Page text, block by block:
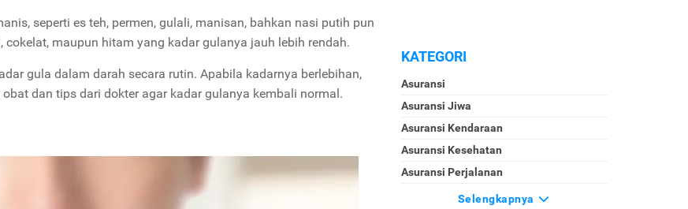
seperti es teh, permen, gulali, manisan, bahkan nasi putih pun
maupun hitam yang kadar gulanya jauh lebih rendah.
gula dalam darah secara rutin. Apabila kadarnya berlebihan,
dan tips dari dokter agar kadar gulanya kembali normal.
KATEGORI
Asuransi
Asuransi Jiwa
Asuransi Kendaraan
Asuransi Kesehatan
Asuransi Perjalanan
Selengkapnya